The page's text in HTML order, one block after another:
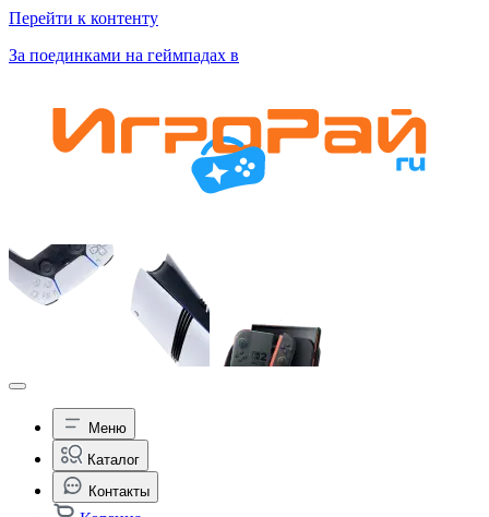
Перейти к контенту
За поединками на геймпадах в
Меню
Каталог
Контакты